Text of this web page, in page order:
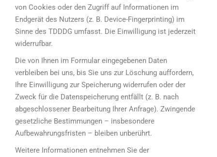
von Cookies oder den Zugriff auf Informationen im
Endgerät des Nutzers (z. B. Device-Fingerprinting) im
Sinne des TDDDG umfasst. Die Einwilligung ist jederzeit
widerrufbar.
Die von Ihnen im Formular eingegebenen Daten
verbleiben bei uns, bis Sie uns zur Löschung auffordern,
Ihre Einwilligung zur Speicherung widerrufen oder der
Zweck für die Datenspeicherung entfällt (z. B. nach
abgeschlossener Bearbeitung Ihrer Anfrage). Zwingende
gesetzliche Bestimmungen – insbesondere
Aufbewahrungsfristen – bleiben unberührt.
Weitere Informationen entnehmen Sie der